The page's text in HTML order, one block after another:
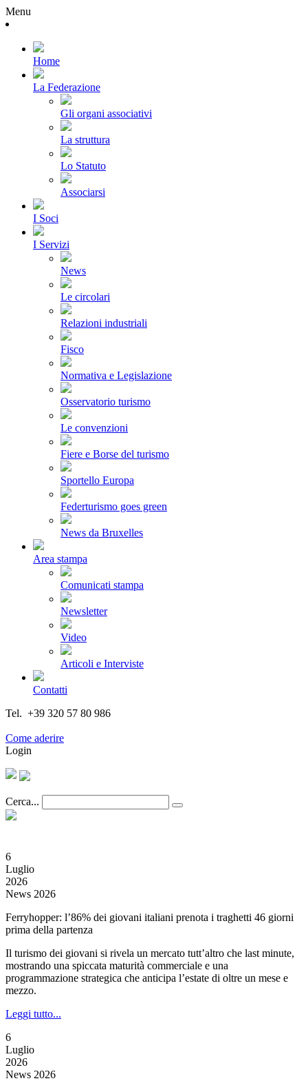
Menu
Home
La Federazione
Gli organi associativi
La struttura
Lo Statuto
Associarsi
I Soci
I Servizi
News
Le circolari
Relazioni industriali
Fisco
Normativa e Legislazione
Osservatorio turismo
Le convenzioni
Fiere e Borse del turismo
Sportello Europa
Federturismo goes green
News da Bruxelles
Area stampa
Comunicati stampa
Newsletter
Video
Articoli e Interviste
Contatti
Tel. +39 320 57 80 986
Come aderire
Login
Cerca...
6
Luglio
2026
News 2026
Ferryhopper: l’86% dei giovani italiani prenota i traghetti 46 giorni
prima della partenza
Il turismo dei giovani si rivela un mercato tutt’altro che last minute,
mostrando una spiccata maturità commerciale e una
programmazione strategica che anticipa l’estate di oltre un mese e
mezzo.
Leggi tutto...
6
Luglio
2026
News 2026